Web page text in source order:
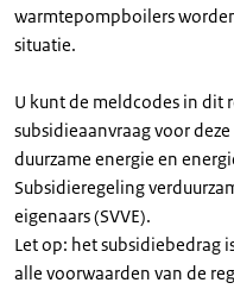
warmtepompboilers
situatie.
U kunt de meldcodes in dit
subsidieaanvraag voor
duurzame energie en
Subsidieregeling
eigenaars (SVVE).
Let op: het subsidiebedrag
alle voorwaarden van de